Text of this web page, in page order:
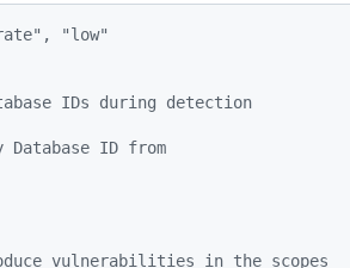
"low"
IDs during detection
ID from
vulnerabilities in the scopes